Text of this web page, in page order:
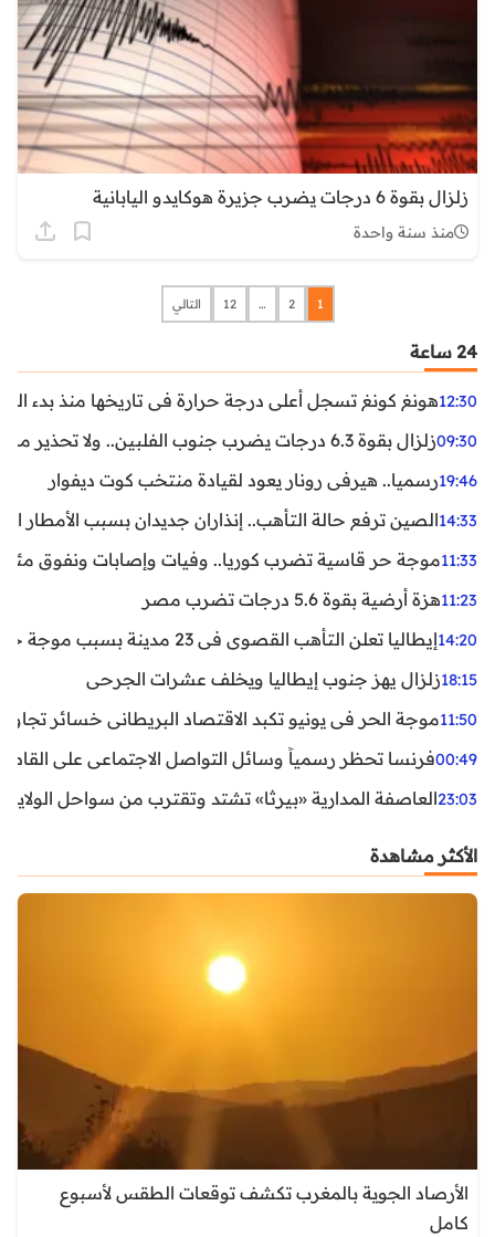
زلزال بقوة 6 درجات يضرب جزيرة هوكايدو اليابانية
منذ سنة واحدة
1
2
…
12 التالي
24 ساعة
12:30هونغ كونغ تسجل أعلى درجة حرارة في تاريخها منذ بدء
09:30زلزال بقوة 6.3 درجات يضرب جنوب الفلبين.. ولا تحذير من تسونامي حتى الآن
19:46رسميا.. هيرفي رونار يعود لقيادة منتخب كوت ديفوار
14:33الصين ترفع حالة التأهب.. إنذاران جديدان بسبب الأمطار
11:33موجة حر قاسية تضرب كوريا.. وفيات وإصابات ونفوق مئات
11:23هزة أرضية بقوة 5.6 درجات تضرب مصر
14:20إيطاليا تعلن التأهب القصوى في 23 مدينة بسبب موجة حر شديدة
18:15زلزال يهز جنوب إيطاليا ويخلف عشرات الجرحى
11:50موجة الحر في يونيو تكبد الاقتصاد البريطاني خسائر تجاوزت 1.5 مليار
00:49فرنسا تحظر رسمياً وسائل التواصل الاجتماعي على القاصرين
23:03العاصفة المدارية «بيرثا» تشتد وتقترب من سواحل
الأكثر مشاهدة
الأرصاد الجوية بالمغرب تكشف توقعات الطقس لأسبوع
كامل